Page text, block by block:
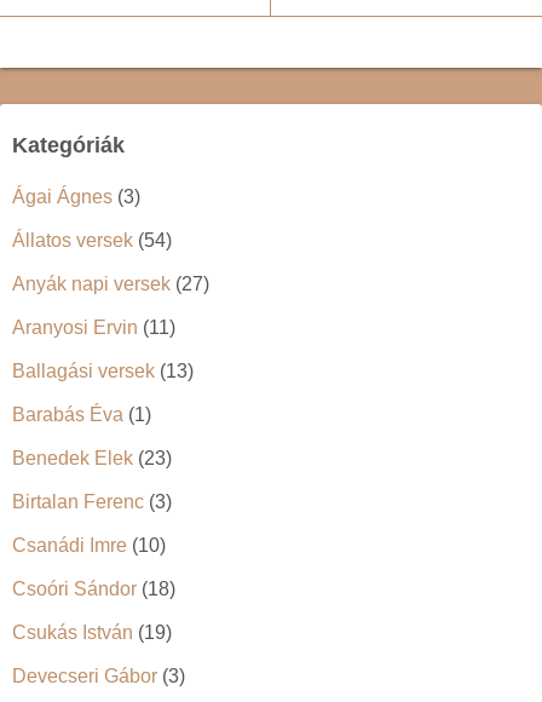
Kategóriák
Ágai Ágnes (3)
Állatos versek (54)
Anyák napi versek (27)
Aranyosi Ervin (11)
Ballagási versek (13)
Barabás Éva (1)
Benedek Elek (23)
Birtalan Ferenc (3)
Csanádi Imre (10)
Csoóri Sándor (18)
Csukás István (19)
Devecseri Gábor (3)